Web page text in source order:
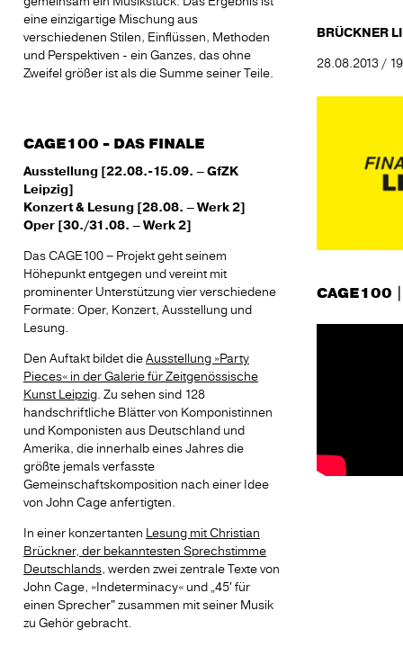
eine einzigartige Mischung aus
verschiedenen Stilen, Einflüssen, Methoden
und Perspektiven - ein Ganzes, das ohne
Zweifel größer ist als die Summe seiner Teile.
CAGE100 - DAS FINALE
Ausstellung [22.08.-15.09. – GfZK
Leipzig]
Konzert & Lesung [28.08. – Werk 2]
Oper [30./31.08. – Werk 2]
Das CAGE100 – Projekt geht seinem
Höhepunkt entgegen und vereint mit
prominenter Unterstützung vier verschiedene
Formate: Oper, Konzert, Ausstellung und
Lesung.
Den Auftakt bildet die Ausstellung »Party
Pieces« in der Galerie für Zeitgenössische
Kunst Leipzig. Zu sehen sind 128
handschriftliche Blätter von Komponistinnen
und Komponisten aus Deutschland und
Amerika, die innerhalb eines Jahres die
größte jemals verfasste
Gemeinschaftskomposition nach einer Idee
von John Cage anfertigten.
In einer konzertanten Lesung mit Christian
Brückner, der bekanntesten Sprechstimme
Deutschlands, werden zwei zentrale Texte von
John Cage, »Indeterminacy« und „45' für
einen Sprecher" zusammen mit seiner Musik
zu Gehör gebracht.
BRÜCKNER
28.08.2013 /
CAGE100